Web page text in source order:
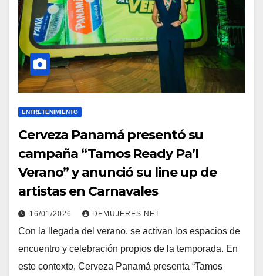
ENTRETENIMIENTO
Cerveza Panamá presentó su
campaña “Tamos Ready Pa’l
Verano” y anunció su line up de
artistas en Carnavales
16/01/2026 DEMUJERES.NET
Con la llegada del verano, se activan los espacios de
encuentro y celebración propios de la temporada. En
este contexto, Cerveza Panamá presenta “Tamos